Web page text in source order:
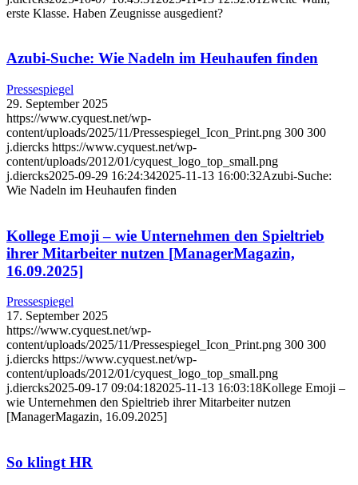
erste Klasse. Haben Zeugnisse ausgedient?
Azubi-Suche: Wie Nadeln im Heuhaufen finden
Pressespiegel
29. September 2025
https://www.cyquest.net/wp-
content/uploads/2025/11/Pressespiegel_Icon_Print.png 300 300
j.diercks https://www.cyquest.net/wp-
content/uploads/2012/01/cyquest_logo_top_small.png
j.diercks2025-09-29 16:24:342025-11-13 16:00:32Azubi-Suche:
Wie Nadeln im Heuhaufen finden
Kollege Emoji – wie Unternehmen den Spieltrieb
ihrer Mitarbeiter nutzen [ManagerMagazin,
16.09.2025]
Pressespiegel
17. September 2025
https://www.cyquest.net/wp-
content/uploads/2025/11/Pressespiegel_Icon_Print.png 300 300
j.diercks https://www.cyquest.net/wp-
content/uploads/2012/01/cyquest_logo_top_small.png
j.diercks2025-09-17 09:04:182025-11-13 16:03:18Kollege Emoji –
wie Unternehmen den Spieltrieb ihrer Mitarbeiter nutzen
[ManagerMagazin, 16.09.2025]
So klingt HR